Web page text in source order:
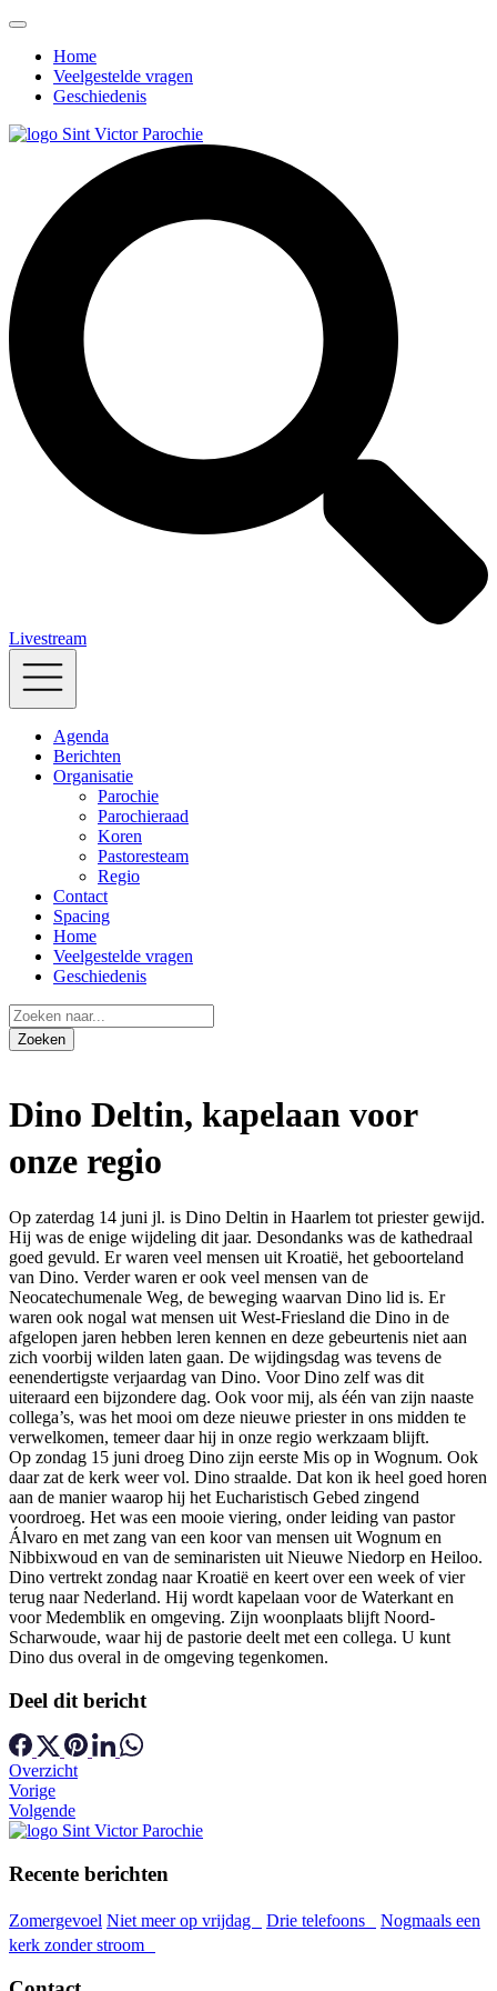
Home
Veelgestelde vragen
Geschiedenis
Livestream
Agenda
Berichten
Organisatie
Parochie
Parochieraad
Koren
Pastoresteam
Regio
Contact
Spacing
Home
Veelgestelde vragen
Geschiedenis
Dino Deltin, kapelaan voor
onze regio
Op zaterdag 14 juni jl. is Dino Deltin in Haarlem tot priester gewijd.
Hij was de enige wijdeling dit jaar. Desondanks was de kathedraal
goed gevuld. Er waren veel mensen uit Kroatië, het geboorteland
van Dino. Verder waren er ook veel mensen van de
Neocatechumenale Weg, de beweging waarvan Dino lid is. Er
waren ook nogal wat mensen uit West-Friesland die Dino in de
afgelopen jaren hebben leren kennen en deze gebeurtenis niet aan
zich voorbij wilden laten gaan. De wijdingsdag was tevens de
eenendertigste verjaardag van Dino. Voor Dino zelf was dit
uiteraard een bijzondere dag. Ook voor mij, als één van zijn naaste
collega’s, was het mooi om deze nieuwe priester in ons midden te
verwelkomen, temeer daar hij in onze regio werkzaam blijft.
Op zondag 15 juni droeg Dino zijn eerste Mis op in Wognum. Ook
daar zat de kerk weer vol. Dino straalde. Dat kon ik heel goed horen
aan de manier waarop hij het Eucharistisch Gebed zingend
voordroeg. Het was een mooie viering, onder leiding van pastor
Álvaro en met zang van een koor van mensen uit Wognum en
Nibbixwoud en van de seminaristen uit Nieuwe Niedorp en Heiloo.
Dino vertrekt zondag naar Kroatië en keert over een week of vier
terug naar Nederland. Hij wordt kapelaan voor de Waterkant en
voor Medemblik en omgeving. Zijn woonplaats blijft Noord-
Scharwoude, waar hij de pastorie deelt met een collega. U kunt
Dino dus overal in de omgeving tegenkomen.
Deel dit bericht
Overzicht
Vorige
Volgende
Recente berichten
Zomergevoel Niet meer op vrijdag Drie telefoons
Nogmaals een
kerk zonder stroom